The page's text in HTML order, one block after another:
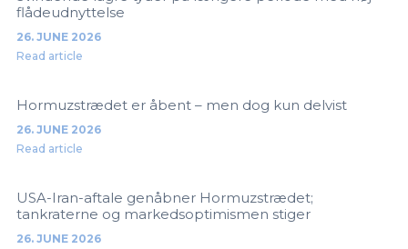
flådeudnyttelse
26. JUNE 2026
Read article
Hormuzstrædet er åbent – men dog kun delvist
26. JUNE 2026
Read article
USA-Iran-aftale genåbner Hormuzstrædet;
tankraterne og markedsoptimismen stiger
26. JUNE 2026